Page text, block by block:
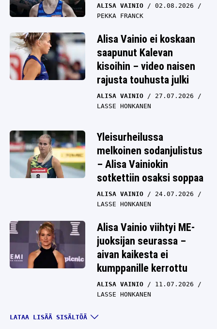
ALISA VAINIO
02.08.2026
PEKKA FRANCK
Alisa Vainio ei koskaan
saapunut Kalevan
kisoihin – video naisen
rajusta touhusta julki
ALISA VAINIO
27.07.2026
LASSE HONKANEN
Yleisurheilussa
melkoinen sodanjulistus
– Alisa Vainiokin
sotkettiin osaksi soppaa
ALISA VAINIO
24.07.2026
LASSE HONKANEN
Alisa Vainio viihtyi ME-
juoksijan seurassa –
aivan kaikesta ei
kumppanille kerrottu
ALISA VAINIO
11.07.2026
LASSE HONKANEN
Mies haastoi Alisa
LATAA LISÄÄ SISÄLTÖÄ